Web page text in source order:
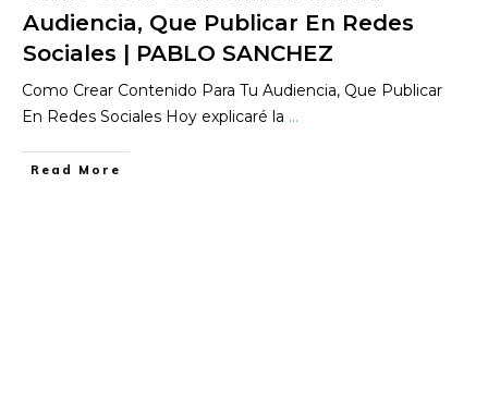
Audiencia, Que Publicar En Redes
Sociales | PABLO SANCHEZ
Como Crear Contenido Para Tu Audiencia, Que Publicar
En Redes Sociales Hoy explicaré la ...
​Read More